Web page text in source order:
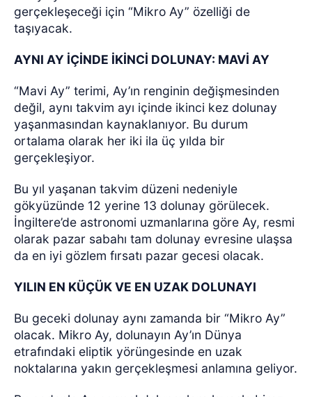
gerçekleşeceği için “Mikro Ay” özelliği de
taşıyacak.
AYNI AY İÇİNDE İKİNCİ DOLUNAY: MAVİ AY
“Mavi Ay” terimi, Ay’ın renginin değişmesinden
değil, aynı takvim ayı içinde ikinci kez dolunay
yaşanmasından kaynaklanıyor. Bu durum
ortalama olarak her iki ila üç yılda bir
gerçekleşiyor.
Bu yıl yaşanan takvim düzeni nedeniyle
gökyüzünde 12 yerine 13 dolunay görülecek.
İngiltere’de astronomi uzmanlarına göre Ay, resmi
olarak pazar sabahı tam dolunay evresine ulaşsa
da en iyi gözlem fırsatı pazar gecesi olacak.
YILIN EN KÜÇÜK VE EN UZAK DOLUNAYI
Bu geceki dolunay aynı zamanda bir “Mikro Ay”
olacak. Mikro Ay, dolunayın Ay’ın Dünya
etrafındaki eliptik yörüngesinde en uzak
noktalarına yakın gerçekleşmesi anlamına geliyor.